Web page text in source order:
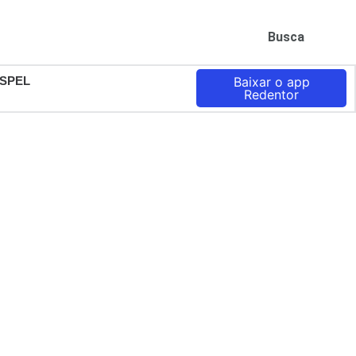
Busca
Baixar o app
Redentor